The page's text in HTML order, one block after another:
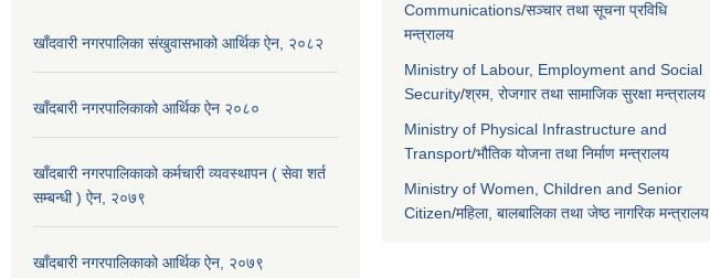
खाँदवारी नगरपालिका संखुवासभाको आर्थिक ऐन, २०८२
खाँदबारी नगरपालिकाको आर्थिक ऐन २०८०
खाँदबारी नगरपालिकाको कर्मचारी व्यवस्थापन ( सेवा शर्त
सम्बन्धी ) ऐन, २०७९
खाँदबारी नगरपालिकाको आर्थिक ऐन, २०७९
Communications/सञ्चार तथा सूचना प्रविधि
मन्त्रालय
Ministry of Labour, Employment and Social
Security/श्रम, रोजगार तथा सामाजिक सुरक्षा मन्त्रालय
Ministry of Physical Infrastructure and
Transport/भौतिक योजना तथा निर्माण मन्त्रालय
Ministry of Women, Children and Senior
Citizen/महिला, बालबालिका तथा जेष्ठ नागरिक मन्त्रालय